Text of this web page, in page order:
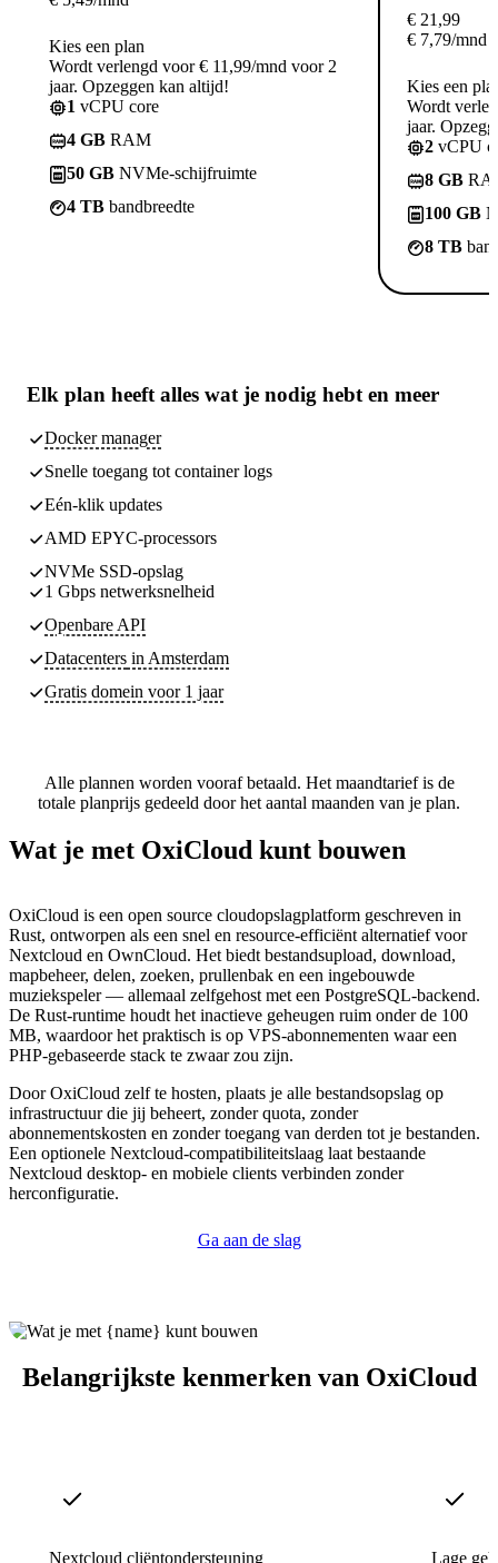
Kies een plan
Wordt verlengd voor € 11,99/mnd voor 2
jaar. Opzeggen kan altijd!
1 vCPU core
4 GB RAM
50 GB NVMe-schijfruimte
4 TB bandbreedte
€ 21,99
€ 7,79/mnd
Kies een
Wordt
jaar.
2 vCPU
8 GB
100 GB
8 TB
Elk plan heeft alles wat je nodig hebt en meer
Docker manager
Snelle toegang tot container logs
Eén-klik updates
AMD EPYC-processors
NVMe SSD-opslag
1 Gbps netwerksnelheid
Openbare API
Datacenters in Amsterdam
Gratis domein voor 1 jaar
Alle plannen worden vooraf betaald. Het maandtarief is de
totale planprijs gedeeld door het aantal maanden van je plan.
Wat je met OxiCloud kunt bouwen
OxiCloud is een open source cloudopslagplatform geschreven in
Rust, ontworpen als een snel en resource-efficiënt alternatief voor
Nextcloud en OwnCloud. Het biedt bestandsupload, download,
mapbeheer, delen, zoeken, prullenbak en een ingebouwde
muziekspeler — allemaal zelfgehost met een PostgreSQL-backend.
De Rust-runtime houdt het inactieve geheugen ruim onder de 100
MB, waardoor het praktisch is op VPS-abonnementen waar een
PHP-gebaseerde stack te zwaar zou zijn.
Door OxiCloud zelf te hosten, plaats je alle bestandsopslag op
infrastructuur die jij beheert, zonder quota, zonder
abonnementskosten en zonder toegang van derden tot je bestanden.
Een optionele Nextcloud-compatibiliteitslaag laat bestaande
Nextcloud desktop- en mobiele clients verbinden zonder
herconfiguratie.
Ga aan de slag
Belangrijkste kenmerken van OxiCloud
Nextcloud cliëntondersteuning Lage